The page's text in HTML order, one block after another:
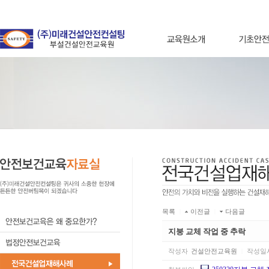
목록 이전글 다음글
지붕 교체 작업 중 추락
작성자 건설안전교육원 작성일